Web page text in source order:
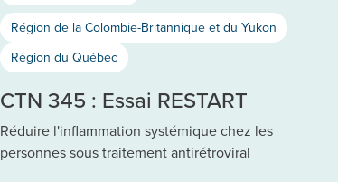
Région de la Colombie-Britannique et du Yukon
Région du Québec
CTN 345 : Essai RESTART
Réduire l'inflammation systémique chez les
personnes sous traitement antirétroviral